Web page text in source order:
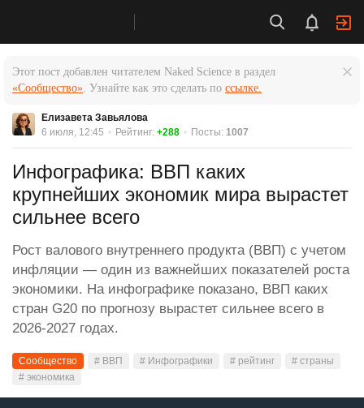
Этот пост добавлен читателем Naked Science в раздел
«Сообщество». Узнайте как это сделать по ссылке.
Елизавета Завьялова
6 июля, 12:45
Рейтинг: +288 Посты: 1007
Инфографика: ВВП каких
крупнейших экономик мира вырастет
сильнее всего
Рост валового внутреннего продукта (ВВП) с учетом
инфляции — один из важнейших показателей роста
экономики. На инфографике показано, ВВП каких
стран G20 по прогнозу вырастет сильнее всего в
2026-2027 годах.
Сообщество # ВВП # Инфографики # рейтинг
# страны
# экономика